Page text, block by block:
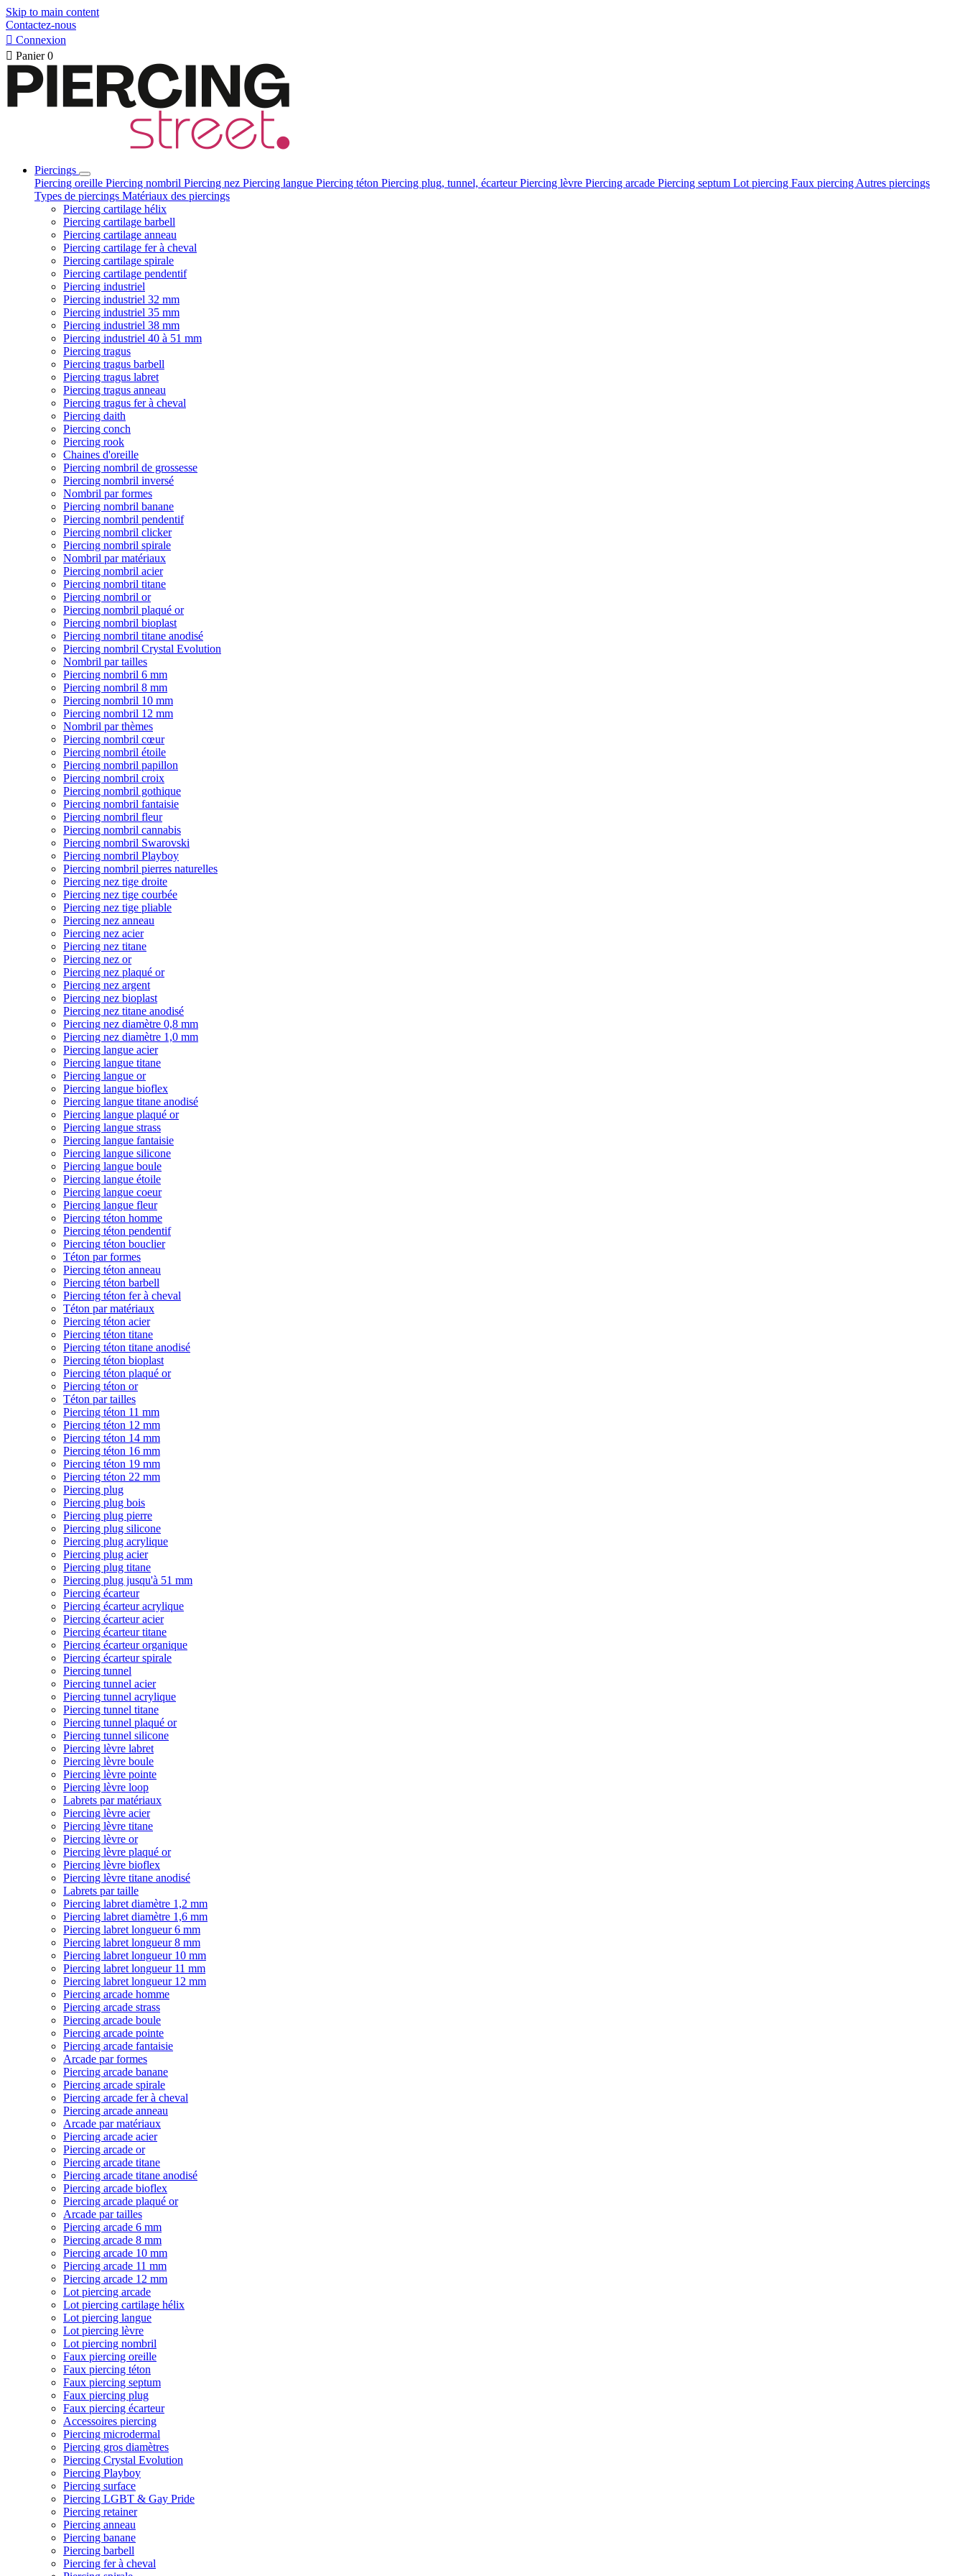
Skip to main content
Contactez-nous
 Connexion
 Panier 0
Piercings
Piercing oreille Piercing nombril Piercing nez Piercing langue Piercing téton Piercing plug, tunnel, écarteurPiercing lèvre Piercing arcade Piercing septum Lot piercing Faux piercing Autres piercings
Types de piercings Matériaux des piercings
Piercing cartilage hélix
Piercing cartilage barbell
Piercing cartilage anneau
Piercing cartilage fer à cheval
Piercing cartilage spirale
Piercing cartilage pendentif
Piercing industriel
Piercing industriel 32 mm
Piercing industriel 35 mm
Piercing industriel 38 mm
Piercing industriel 40 à 51 mm
Piercing tragus
Piercing tragus barbell
Piercing tragus labret
Piercing tragus anneau
Piercing tragus fer à cheval
Piercing daith
Piercing conch
Piercing rook
Chaines d'oreille
Piercing nombril de grossesse
Piercing nombril inversé
Nombril par formes
Piercing nombril banane
Piercing nombril pendentif
Piercing nombril clicker
Piercing nombril spirale
Nombril par matériaux
Piercing nombril acier
Piercing nombril titane
Piercing nombril or
Piercing nombril plaqué or
Piercing nombril bioplast
Piercing nombril titane anodisé
Piercing nombril Crystal Evolution
Nombril par tailles
Piercing nombril 6 mm
Piercing nombril 8 mm
Piercing nombril 10 mm
Piercing nombril 12 mm
Nombril par thèmes
Piercing nombril cœur
Piercing nombril étoile
Piercing nombril papillon
Piercing nombril croix
Piercing nombril gothique
Piercing nombril fantaisie
Piercing nombril fleur
Piercing nombril cannabis
Piercing nombril Swarovski
Piercing nombril Playboy
Piercing nombril pierres naturelles
Piercing nez tige droite
Piercing nez tige courbée
Piercing nez tige pliable
Piercing nez anneau
Piercing nez acier
Piercing nez titane
Piercing nez or
Piercing nez plaqué or
Piercing nez argent
Piercing nez bioplast
Piercing nez titane anodisé
Piercing nez diamètre 0,8 mm
Piercing nez diamètre 1,0 mm
Piercing langue acier
Piercing langue titane
Piercing langue or
Piercing langue bioflex
Piercing langue titane anodisé
Piercing langue plaqué or
Piercing langue strass
Piercing langue fantaisie
Piercing langue silicone
Piercing langue boule
Piercing langue étoile
Piercing langue coeur
Piercing langue fleur
Piercing téton homme
Piercing téton pendentif
Piercing téton bouclier
Téton par formes
Piercing téton anneau
Piercing téton barbell
Piercing téton fer à cheval
Téton par matériaux
Piercing téton acier
Piercing téton titane
Piercing téton titane anodisé
Piercing téton bioplast
Piercing téton plaqué or
Piercing téton or
Téton par tailles
Piercing téton 11 mm
Piercing téton 12 mm
Piercing téton 14 mm
Piercing téton 16 mm
Piercing téton 19 mm
Piercing téton 22 mm
Piercing plug
Piercing plug bois
Piercing plug pierre
Piercing plug silicone
Piercing plug acrylique
Piercing plug acier
Piercing plug titane
Piercing plug jusqu'à 51 mm
Piercing écarteur
Piercing écarteur acrylique
Piercing écarteur acier
Piercing écarteur titane
Piercing écarteur organique
Piercing écarteur spirale
Piercing tunnel
Piercing tunnel acier
Piercing tunnel acrylique
Piercing tunnel titane
Piercing tunnel plaqué or
Piercing tunnel silicone
Piercing lèvre labret
Piercing lèvre boule
Piercing lèvre pointe
Piercing lèvre loop
Labrets par matériaux
Piercing lèvre acier
Piercing lèvre titane
Piercing lèvre or
Piercing lèvre plaqué or
Piercing lèvre bioflex
Piercing lèvre titane anodisé
Labrets par taille
Piercing labret diamètre 1,2 mm
Piercing labret diamètre 1,6 mm
Piercing labret longueur 6 mm
Piercing labret longueur 8 mm
Piercing labret longueur 10 mm
Piercing labret longueur 11 mm
Piercing labret longueur 12 mm
Piercing arcade homme
Piercing arcade strass
Piercing arcade boule
Piercing arcade pointe
Piercing arcade fantaisie
Arcade par formes
Piercing arcade banane
Piercing arcade spirale
Piercing arcade fer à cheval
Piercing arcade anneau
Arcade par matériaux
Piercing arcade acier
Piercing arcade or
Piercing arcade titane
Piercing arcade titane anodisé
Piercing arcade bioflex
Piercing arcade plaqué or
Arcade par tailles
Piercing arcade 6 mm
Piercing arcade 8 mm
Piercing arcade 10 mm
Piercing arcade 11 mm
Piercing arcade 12 mm
Lot piercing arcade
Lot piercing cartilage hélix
Lot piercing langue
Lot piercing lèvre
Lot piercing nombril
Faux piercing oreille
Faux piercing téton
Faux piercing septum
Faux piercing plug
Faux piercing écarteur
Accessoires piercing
Piercing microdermal
Piercing gros diamètres
Piercing Crystal Evolution
Piercing Playboy
Piercing surface
Piercing LGBT & Gay Pride
Piercing retainer
Piercing anneau
Piercing banane
Piercing barbell
Piercing fer à cheval